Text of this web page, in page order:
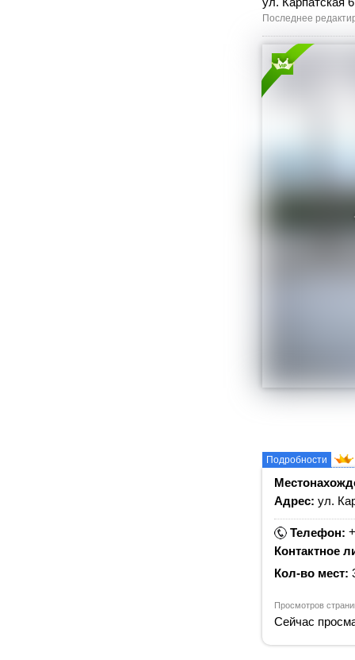
Последнее
Подробности
Адрес: ул.
Телефон:
Контактное
Кол-во мест:
Просмотров
Сейчас